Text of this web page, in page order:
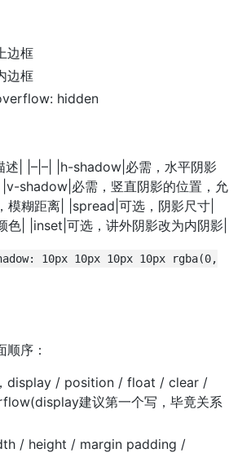
边框
边框
hidden
| |–|–| |h-shadow|必需，水平阴影
shadow|必需，竖直阴影的位置，允
模糊距离| |spread|可选，阴影尺寸|
色| |inset|可选，讲外阴影改为内阴影|
10px 10px 10px 10px rgba(0,
序：
display / position / float / clear /
建议第一个写，毕竟关系
/ height / margin padding /